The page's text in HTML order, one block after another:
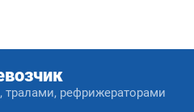
тралами, рефрижераторами